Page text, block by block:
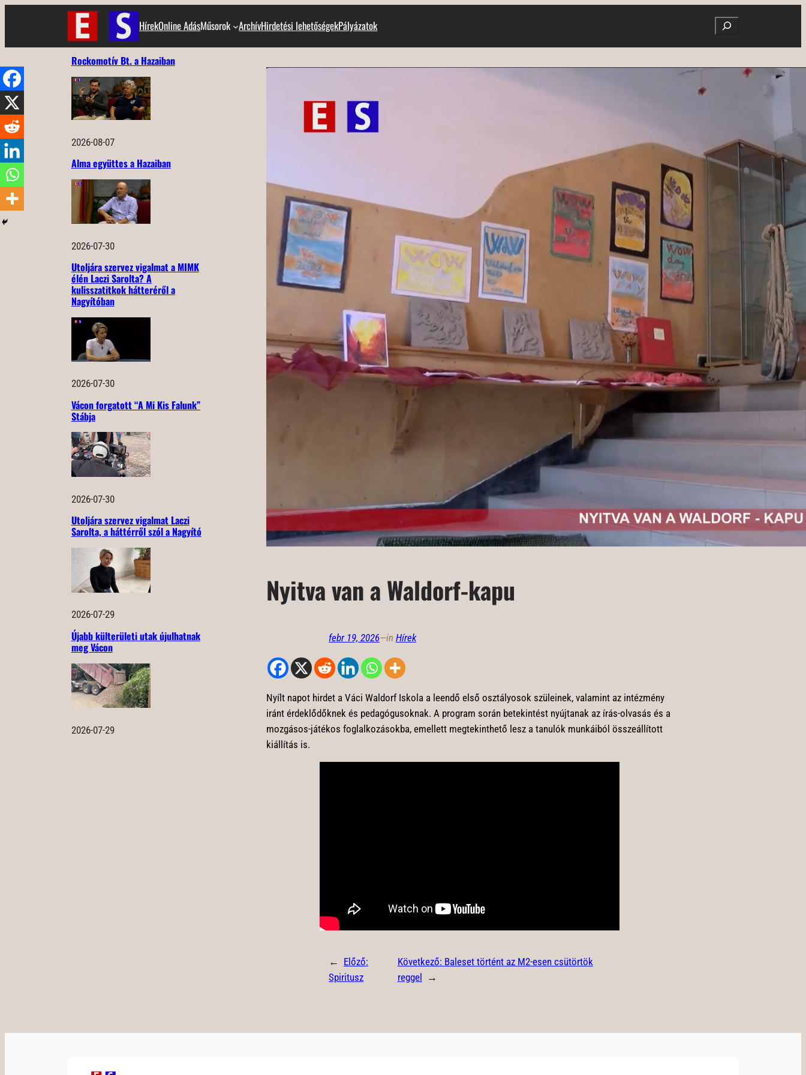
HírekOnline AdásMűsorok ArchívHirdetési lehetőségekPályázatok Search
Rockomotív Bt. a Hazaiban
2026-08-07
Alma együttes a Hazaiban
2026-07-30
Utoljára szervez vigalmat a MIMK
élén Laczi Sarolta? A
kulisszatitkok hátteréről a
Nagyítóban
2026-07-30
Vácon forgatott “A Mi Kis Falunk”
Stábja
2026-07-30
Utoljára szervez vigalmat Laczi
Sarolta, a háttérről szól a Nagyító
2026-07-29
Újabb külterületi utak újulhatnak
meg Vácon
2026-07-29
Nyitva van a Waldorf-kapu
febr 19, 2026—in Hírek
Nyílt napot hirdet a Váci Waldorf Iskola a leendő első osztályosok szüleinek, valamint az intézmény
iránt érdeklődőknek és pedagógusoknak. A program során betekintést nyújtanak az írás-olvasás és a
mozgásos-játékos foglalkozásokba, emellett megtekinthető lesz a tanulók munkáiból összeállított
kiállítás is.
← Előző:
Spiritusz
Következő: Baleset történt az M2-esen csütörtök
reggel
→